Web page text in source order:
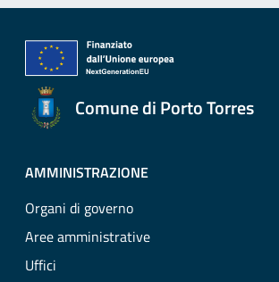
Comune di Porto Torres
AMMINISTRAZIONE
Organi di governo
Aree amministrative
Uffici